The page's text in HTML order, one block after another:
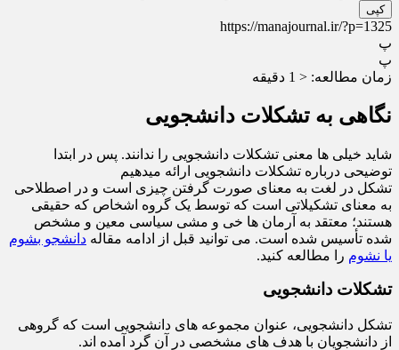
کپی
https://manajournal.ir/?p=1325
پ
پ
زمان مطالعه: < 1 دقیقه
نگاهی به تشکلات دانشجویی
شاید خیلی ها معنی تشکلات دانشجویی را ندانند. پس در ابتدا
توضیحی درباره تشکلات دانشجویی ارائه میدهیم
تشکل در لغت به معنای صورت گرفتن چیزی است و در اصطلاحی
به معنای تشکیلاتی است که توسط یک گروه اشخاص که حقیقی
هستند؛ معتقد به آرمان ها خی و مشی سیاسی معین و مشخص
شده تأسیس شده است. می توانید قبل از ادامه مقاله دانشجو بشوم
یا نشوم را مطالعه کنید.
تشکلات دانشجویی
تشکل دانشجویی، عنوان مجموعه های دانشجویی است که گروهی
از دانشجویان با هدف های مشخصی در آن گرد آمده اند.